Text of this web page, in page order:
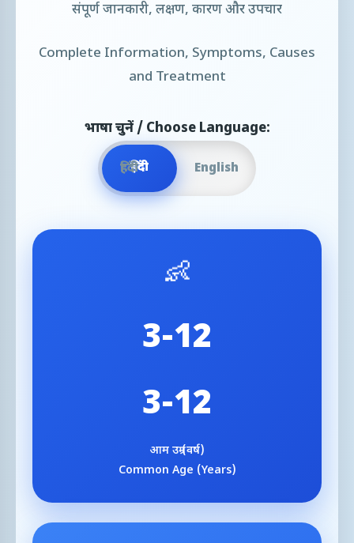
संपूर्ण जानकारी, लक्षण, कारण और उपचार
Complete Information, Symptoms, Causes
and Treatment
भाषा चुनें / Choose Language:
हिंदी
हिंदी English
👶
3-12
3-12
आम उम्र (वर्ष)
Common Age (Years)